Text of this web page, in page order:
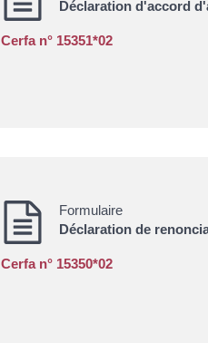
Déclaration d'accord
Cerfa n° 15351*02
Formulaire
Déclaration de
Cerfa n° 15350*02